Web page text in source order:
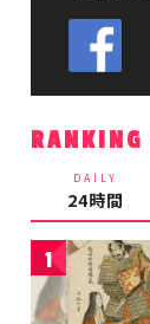
RANKING
DAILY
24時間
1